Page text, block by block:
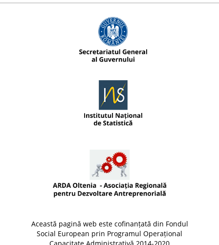
Această pagină web este cofinanțată din Fondul
Social European prin Programul Operațional